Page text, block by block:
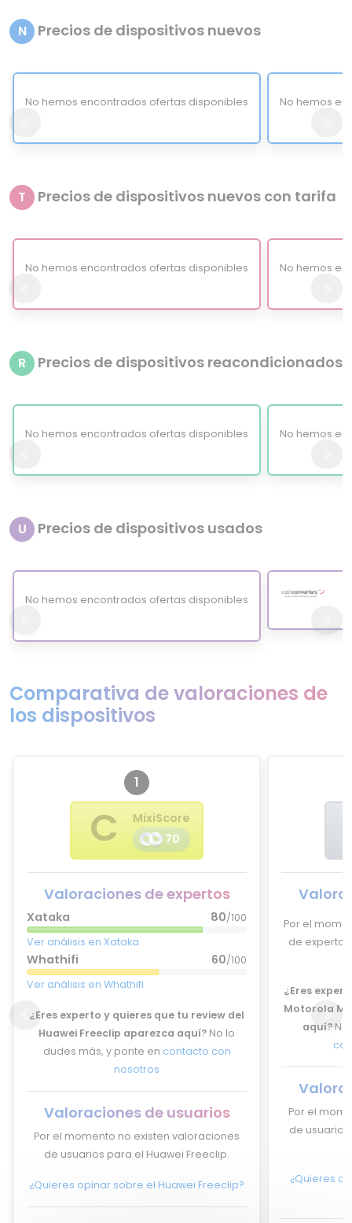
N Precios de dispositivos nuevos
No hemos encontrados ofertas disponibles No hemos
T Precios de dispositivos nuevos con tarifa
No hemos encontrados ofertas disponibles No hemos
R Precios de dispositivos reacondicionados
No hemos encontrados ofertas disponibles No hemos
U Precios de dispositivos usados
No hemos encontrados ofertas disponibles
Comparativa de valoraciones de
los dispositivos
1
C
MixiScore
70
Valoraciones de expertos
Xataka 80/100
Ver análisis en Xataka
Whathifi 60/100
Ver análisis en Whathifi
¿Eres experto y quieres que tu review del
Huawei Freeclip aparezca aquí? No lo
dudes más, y ponte en contacto con
nosotros
Valoraciones de usuarios
Por el momento no existen valoraciones
de usuarios para el Huawei Freeclip.
¿Quieres opinar sobre el Huawei Freeclip?
Por el
de
¿Eres
Motorola
aquí?
Por el
de
¿Quieres